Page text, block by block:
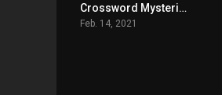
6.9Crossword Mysteries: Terminal Descent
Feb. 14, 2021